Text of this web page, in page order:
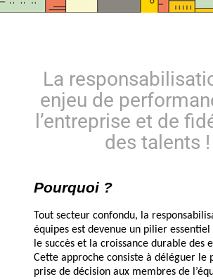
La
enjeu de
l’entreprise et de
des talents !
Pourquoi ?
Tout secteur confondu, la
équipes est devenue un pilier
le succès et la croissance durable des
Cette approche consiste à déléguer le
prise de décision aux membres de